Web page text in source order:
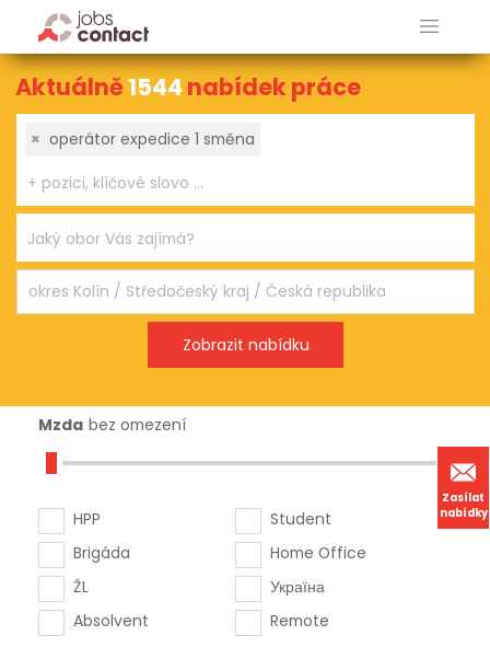
Zasílat
nabídky
Aktuálně1544 nabídek práce
× operátor expedice 1 směna
Mzda bez omezení
HPP
Brigáda
ŽL
Absolvent
Student
Home Office
Україна
Remote